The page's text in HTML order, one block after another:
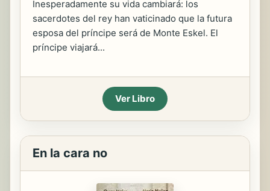
Inesperadamente su vida cambiará: los
sacerdotes del rey han vaticinado que la futura
esposa del príncipe será de Monte Eskel. El
príncipe viajará...
Ver Libro
En la cara no